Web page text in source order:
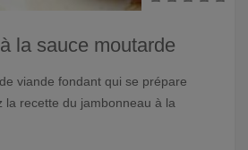
la sauce moutarde
viande fondant qui se prépare
la recette du jambonneau à la